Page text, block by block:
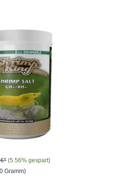
(5.56% gespart)
Gramm)